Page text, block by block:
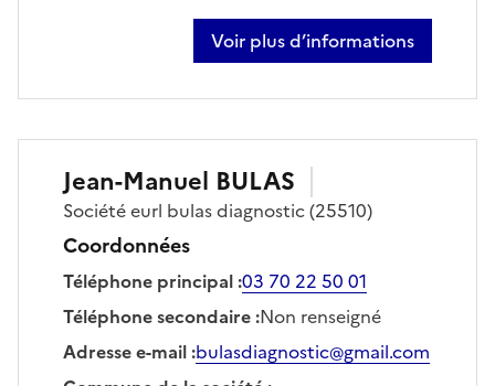
Voir plus d’informations
sur olivier perrot
Jean-Manuel BULAS
Sociétéeurl bulas diagnostic(25510)
Coordonnées
Téléphone principal:03 70 22 50 01
Téléphone secondaire:Non renseigné
Adresse e-mail:bulasdiagnostic@gmail.com